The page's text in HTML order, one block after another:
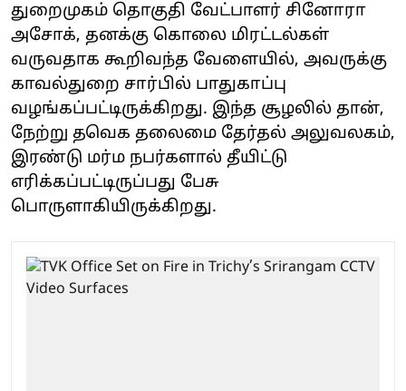
துறைமுகம் தொகுதி வேட்பாளர் சினோரா
அசோக், தனக்கு கொலை மிரட்டல்கள்
வருவதாக கூறிவந்த வேளையில், அவருக்கு
காவல்துறை சார்பில் பாதுகாப்பு
வழங்கப்பட்டிருக்கிறது. இந்த சூழலில் தான்,
நேற்று தவெக தலைமை தேர்தல் அலுவலகம்,
இரண்டு மர்ம நபர்களால் தீயிட்டு
எரிக்கப்பட்டிருப்பது பேசு
பொருளாகியிருக்கிறது.